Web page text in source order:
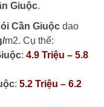
Giuộc.
Cần Giuộc dao
m2. Cụ thể:
: 4.9 Triệu – 5.8
: 5.2 Triệu – 6.2